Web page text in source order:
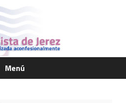
Menú
Saltar